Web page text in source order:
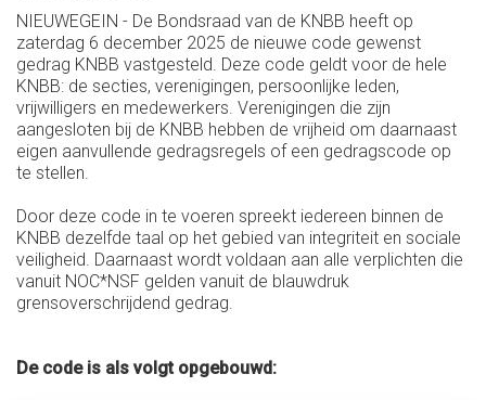
NIEUWEGEIN - De Bondsraad van de KNBB heeft op
zaterdag 6 december 2025 de nieuwe code gewenst
gedrag KNBB vastgesteld. Deze code geldt voor de hele
KNBB: de secties, verenigingen, persoonlijke leden,
vrijwilligers en medewerkers. Verenigingen die zijn
aangesloten bij de KNBB hebben de vrijheid om daarnaast
eigen aanvullende gedragsregels of een gedragscode op
te stellen.
Door deze code in te voeren spreekt iedereen binnen de
KNBB dezelfde taal op het gebied van integriteit en sociale
veiligheid. Daarnaast wordt voldaan aan alle verplichten die
vanuit NOC*NSF gelden vanuit de blauwdruk
grensoverschrijdend gedrag.
De code is als volgt opgebouwd: